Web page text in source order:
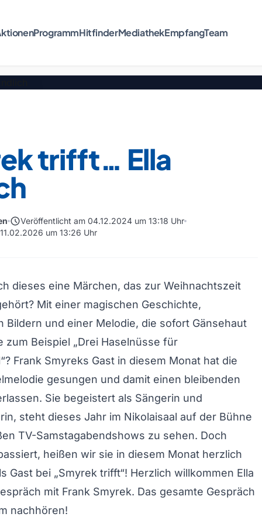
ProgrammHitfinderMediathekEmpfangTeam
trifft… Ella
scheduleVeröffentlicht am 04.12.2024 um 13:18 Uhr
um 13:26 Uhr
dieses eine Märchen, das zur Weihnachtszeit
Mit einer magischen Geschichte,
Bildern und einer Melodie, die sofort Gänsehaut
zum Beispiel „Drei Haselnüsse für
Frank Smyreks Gast in diesem Monat hat die
gesungen und damit einen bleibenden
Sie begeistert als Sängerin und
steht dieses Jahr im Nikolaisaal auf der Bühne
TV-Samstagabendshows zu sehen. Doch
heißen wir sie in diesem Monat herzlich
Gast bei „Smyrek trifft“! Herzlich willkommen Ella
mit Frank Smyrek. Das gesamte Gespräch
nachhören!